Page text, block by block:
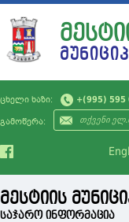
ცხელი ხაზი: +(995) 595
გამოწერა:
ᲛᲣᲜᲘᲪᲘᲞᲐᲚᲘᲢᲔᲢᲘ
ᲡᲘᲐᲮᲚᲔᲔᲑᲘ
ᲡᲔᲠᲕᲘᲡᲔᲑᲘ
ᲛᲝᲥᲐᲚᲐᲥᲔᲡ
მესტიის
საჯარო ინფორმაცია